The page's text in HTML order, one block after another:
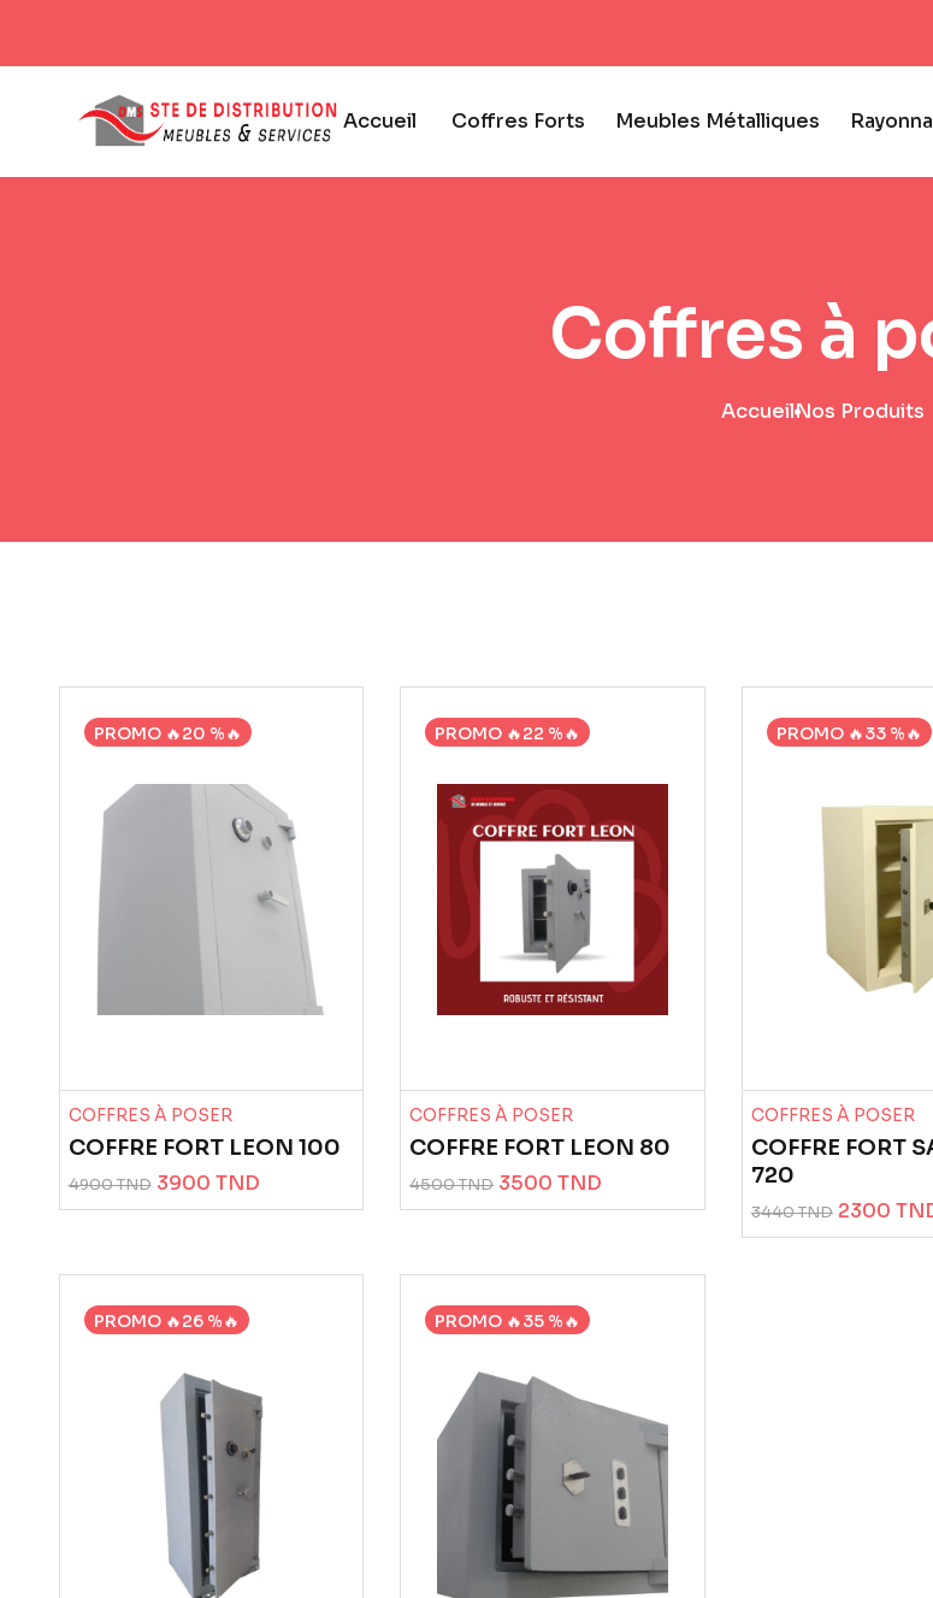
🚚
Accueil Coffres Forts Meubles Métalliques
Coffres à
AccueilNos Produits
PROMO 🔥20 %🔥
COFFRES À POSER
COFFRE FORT LEON 100
4900 TND 3900 TND
PROMO 🔥22 %🔥
COFFRES À POSER
COFFRE FORT LEON 80
4500 TND 3500 TND
PROMO 🔥33 %🔥
COFFRES À POSER
COFFRE FORT
720
3440 TND 2300
PROMO 🔥26 %🔥 PROMO 🔥35 %🔥